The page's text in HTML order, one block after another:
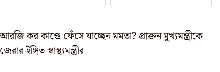
আরজি কর কাণ্ডে ফেঁসে যাচ্ছেন মমতা? প্রাক্তন মুখ্যমন্ত্রীকে
জেরার ইঙ্গিত স্বাস্থ্যমন্ত্রীর